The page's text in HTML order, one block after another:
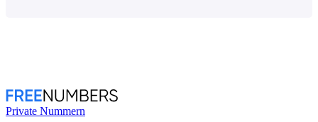
Private Nummern